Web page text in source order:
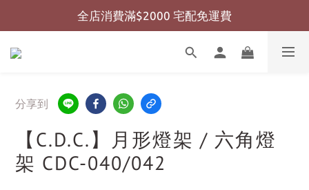
全店消費滿$999 超商免運費
全店消費滿$2000 宅配免運費
全店消費滿$999 超商免運費
分享到
【C.D.C.】月形燈架 / 六角燈
架 CDC-040/042